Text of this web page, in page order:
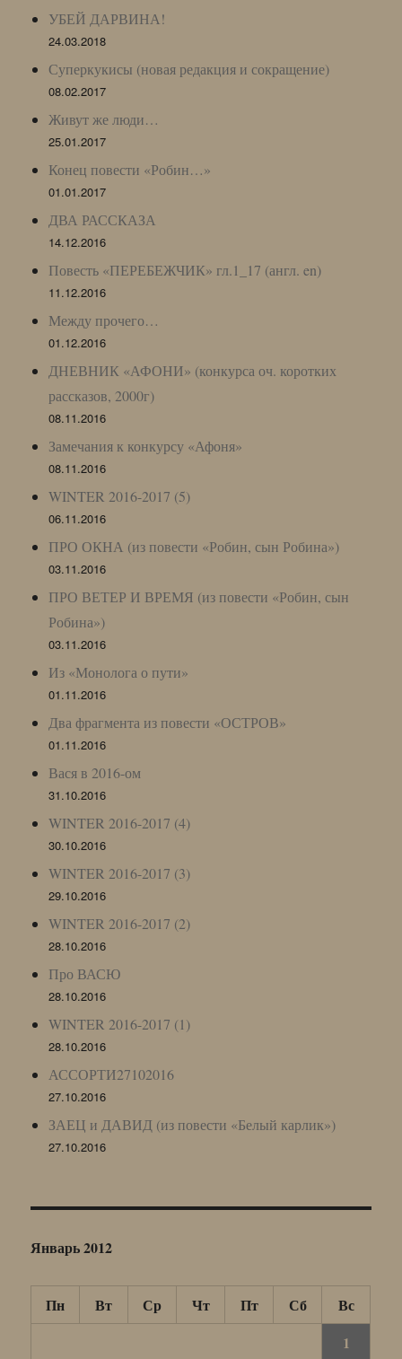
УБЕЙ ДАРВИНА!
24.03.2018
Суперкукисы (новая редакция и сокращение)
08.02.2017
Живут же люди…
25.01.2017
Конец повести «Робин…»
01.01.2017
ДВА РАССКАЗА
14.12.2016
Повесть «ПЕРЕБЕЖЧИК» гл.1_17 (англ. en)
11.12.2016
Между прочего…
01.12.2016
ДНЕВНИК «АФОНИ» (конкурса оч. коротких
рассказов, 2000г)
08.11.2016
Замечания к конкурсу «Афоня»
08.11.2016
WINTER 2016-2017 (5)
06.11.2016
ПРО ОКНА (из повести «Робин, сын Робина»)
03.11.2016
ПРО ВЕТЕР И ВРЕМЯ (из повести «Робин, сын
Робина»)
03.11.2016
Из «Монолога о пути»
01.11.2016
Два фрагмента из повести «ОСТРОВ»
01.11.2016
Вася в 2016-ом
31.10.2016
WINTER 2016-2017 (4)
30.10.2016
WINTER 2016-2017 (3)
29.10.2016
WINTER 2016-2017 (2)
28.10.2016
Про ВАСЮ
28.10.2016
WINTER 2016-2017 (1)
28.10.2016
АССОРТИ27102016
27.10.2016
ЗАЕЦ и ДАВИД (из повести «Белый карлик»)
27.10.2016
Январь 2012
Пн Вт Ср Чт Пт Сб
Вс
1